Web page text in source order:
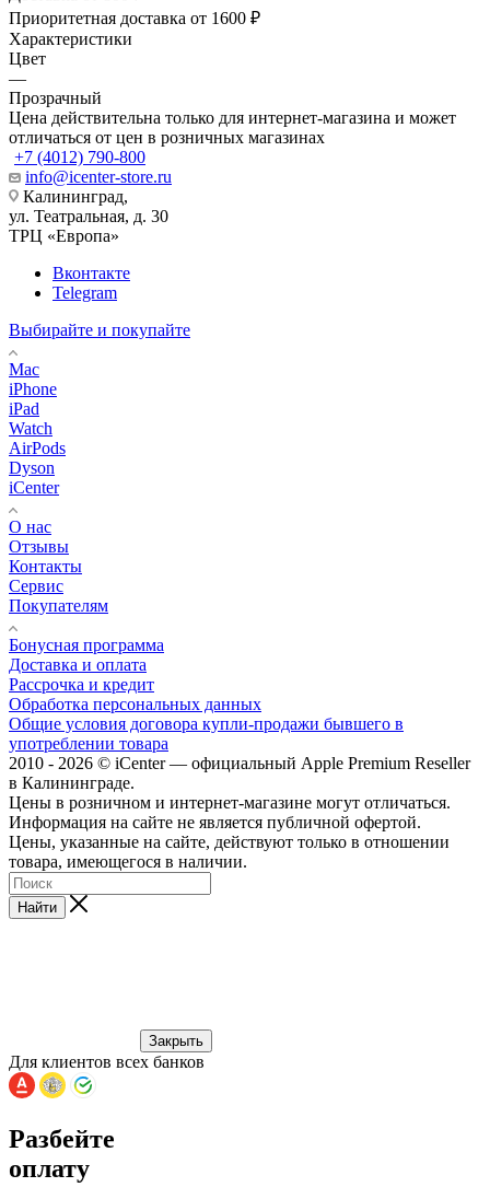
Приоритетная доставка от 1600 ₽
Характеристики
Цвет
—
Прозрачный
Цена действительна только для интернет-магазина и может
отличаться от цен в розничных магазинах
+7 (4012) 790-800
info@icenter-store.ru
Калининград,
ул. Театральная, д. 30
ТРЦ «Европа»
Вконтакте
Telegram
Выбирайте и покупайте
Mac
iPhone
iPad
Watch
AirPods
Dyson
iCenter
О нас
Отзывы
Контакты
Сервис
Покупателям
Бонусная программа
Доставка и оплата
Рассрочка и кредит
Обработка персональных данных
Общие условия договора купли-продажи бывшего в
употреблении товара
2010 - 2026 © iCenter — официальный Apple Premium Reseller
в Калининграде.
Цены в розничном и интернет-магазине могут отличаться.
Информация на сайте не является публичной офертой.
Цены, указанные на сайте, действуют только в отношении
товара, имеющегося в наличии.
Найти
Закрыть
Для клиентов всех банков
Разбейте
оплату